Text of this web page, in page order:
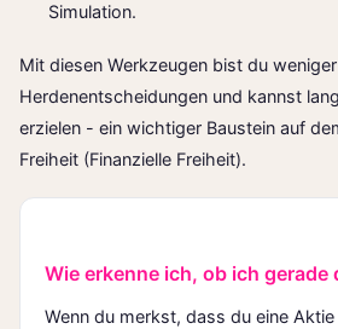
Simulation.
Mit diesen Werkzeugen bist du
Herdenentscheidungen und kannst
erzielen - ein wichtiger Baustein auf
Freiheit (Finanzielle Freiheit).
Wie erkenne ich, ob ich gerade
Wenn du merkst, dass du eine